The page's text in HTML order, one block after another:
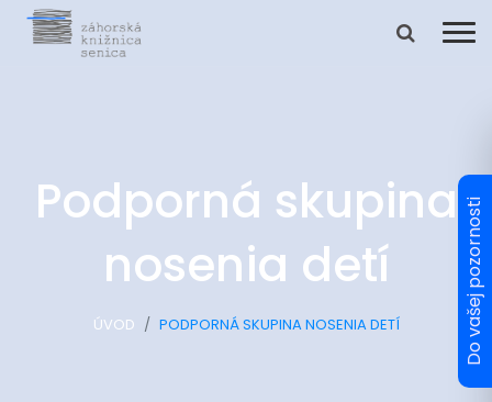
Podporná skupina
nosenia detí
ÚVOD PODPORNÁ SKUPINA NOSENIA DETÍ